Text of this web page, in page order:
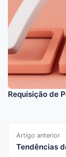
Requisição de
Artigo anterior
Tendências